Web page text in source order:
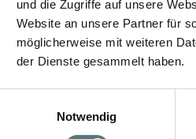
und die Zugriffe auf unsere
Website an unsere Partner für
möglicherweise mit weiteren
der Dienste gesammelt haben.
Notwendig
Spray